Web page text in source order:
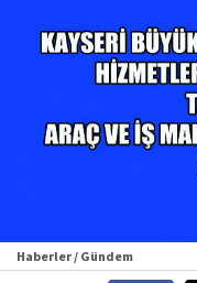
Haberler / Gündem